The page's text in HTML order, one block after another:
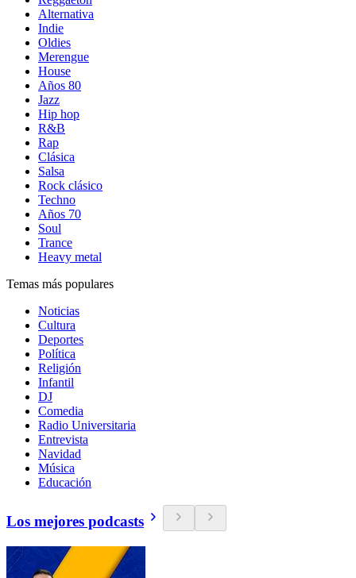
Alternativa
Indie
Oldies
Merengue
House
Años 80
Jazz
Hip hop
R&B
Rap
Clásica
Salsa
Rock clásico
Techno
Años 70
Soul
Trance
Heavy metal
Temas más populares
Noticias
Cultura
Deportes
Política
Religión
Infantil
DJ
Comedia
Radio Universitaria
Entrevista
Navidad
Música
Educación
Los mejores podcasts